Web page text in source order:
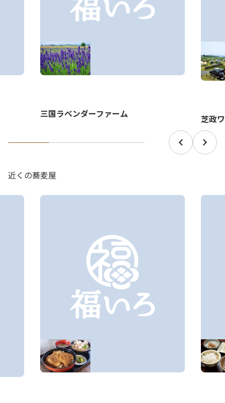
三国ラベンダーファーム 芝政
近くの蕎麦屋